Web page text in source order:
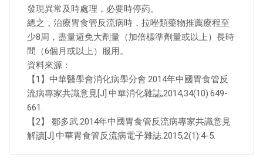
發現異常及時處理，必要時停葯。
總之，治療胃食管反流病時，拉唑類藥物推薦療程至
少8周，盡量避免大劑量（加倍標準劑量或以上）長時
間（6個月或以上）服用。
資料來源：
【1】中華醫學會消化病學分會.2014年中國胃食管反
流病專家共識意見[J].中華消化雜誌,2014,34(10):649-
661.
【2】 鄒多武.2014年中國胃食管反流病專家共識意見
解讀[J].中華胃食管反流病電子雜誌.2015,2(1):4-5.